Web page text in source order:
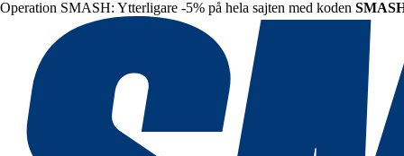
Operation SMASH: Ytterligare -5% på hela sajten med koden